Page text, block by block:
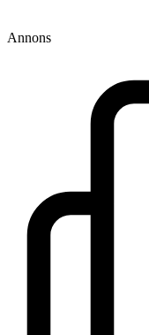
Annons